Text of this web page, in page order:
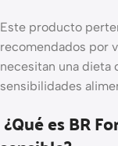
Este producto
recomendados por
necesitan una dieta
sensibilidades
¿Qué es BR